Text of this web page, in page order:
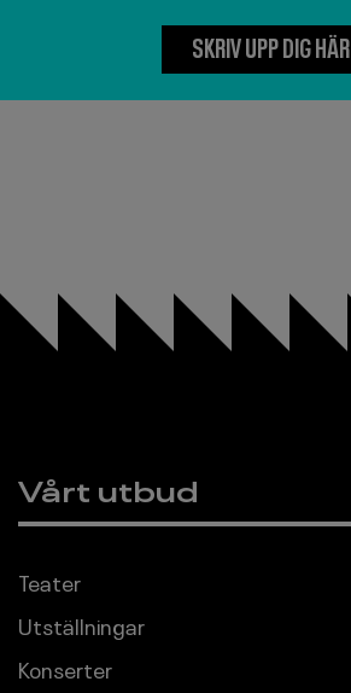
SKRIV UPP DIG HÄR
Sidfot
Vårt utbud
Teater
Utställningar
Konserter